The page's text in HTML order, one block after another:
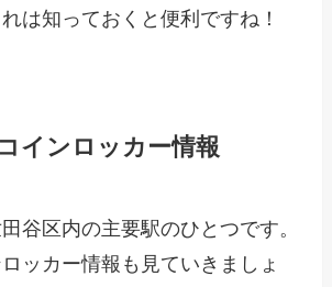
は知っておくと便利ですね！
インロッカー情報
谷区内の主要駅のひとつです。
ッカー情報も見ていきましょ